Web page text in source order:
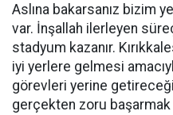
Aslına bakarsanız bizim
var. İnşallah ilerleyen
stadyum kazanır.
iyi yerlere gelmesi
görevleri yerine
gerçekten zoru başarmak